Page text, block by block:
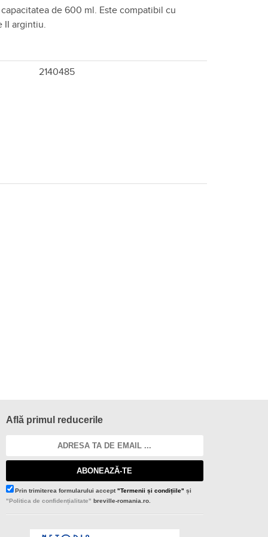
de 600 ml. Este compatibil cu
II argintiu.
2140485
Află primul reducerile
ABONEAZĂ-TE
Prin trimiterea formularului accept"Termenii și condițiile" și
"Politica de confidențialitate" breville-romania.ro.